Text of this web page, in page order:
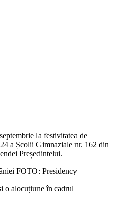
la festivitatea de
a Școlii Gimnaziale nr. 162 din
Președintelui.
FOTO: Presidency
o alocuțiune în cadrul